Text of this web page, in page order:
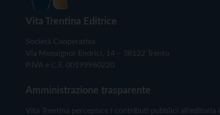
Vita Trentina Editrice
Società Cooperativa
Via Monsignor Endrici, 14 – 38122 Trento
P.IVA e C.F. 00199960220
Amministrazione trasparente
Vita Trentina percepisce i contributi pubblici all'editoria